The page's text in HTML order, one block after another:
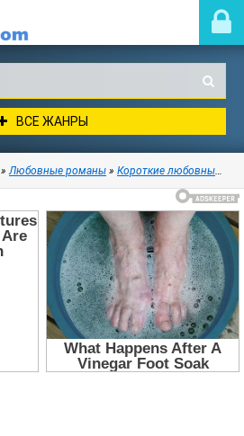
ВСЕ ЖАНРЫ
»Любовные романы » Короткие любовные романы